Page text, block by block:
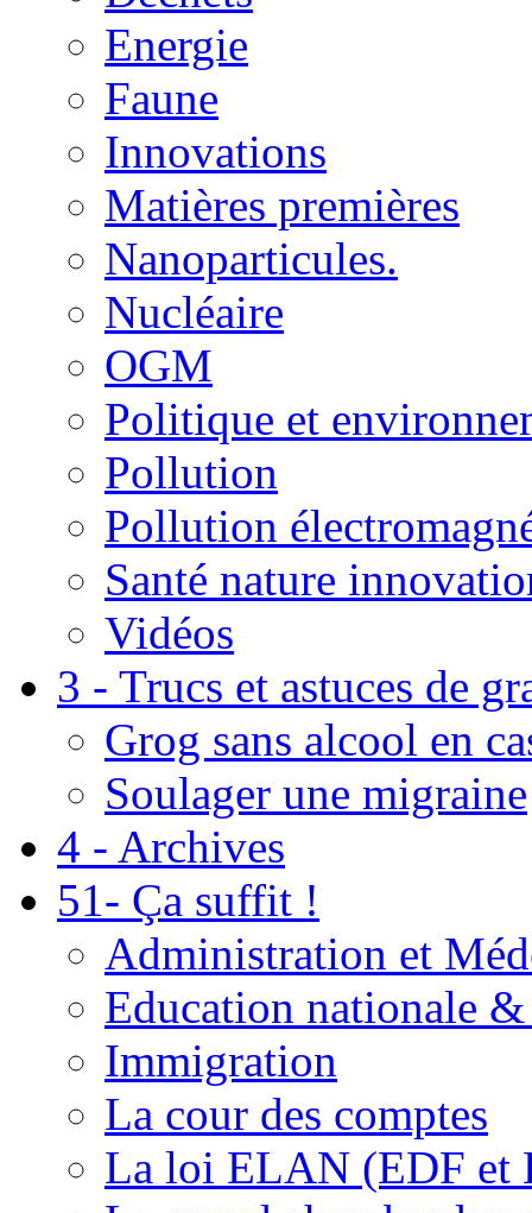
Energie
Faune
Innovations
Matières premières
Nanoparticules.
Nucléaire
OGM
Politique et
Pollution
Pollution
Santé nature
Vidéos
3 - Trucs et astuces de
Grog sans alcool en
Soulager une migraine
4 - Archives
51- Ça suffit !
Administration et
Education nationale
Immigration
La cour des comptes
La loi ELAN (EDF et